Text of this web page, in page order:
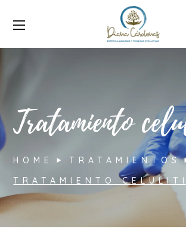
Tratamiento
HOME
TRATAMIENTOS
TRATAMIENTO